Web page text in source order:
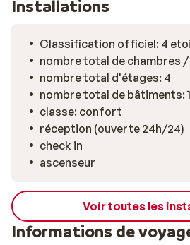
notamment un jacuzzi, un bain
massages ou de divers soins.
sein du restaurant de l'hôtel,
bénéficiant d'une jolie lumière
servie y est appréciée: les plats
préparés avec des produits frais.
Installations
Classification officiel: 4
nombre total de chambres
nombre total d'étages: 4
nombre total de bâtiments: 1
classe: confort
réception (ouverte 24h/24)
check in
ascenseur
Voir toutes les
Informations de